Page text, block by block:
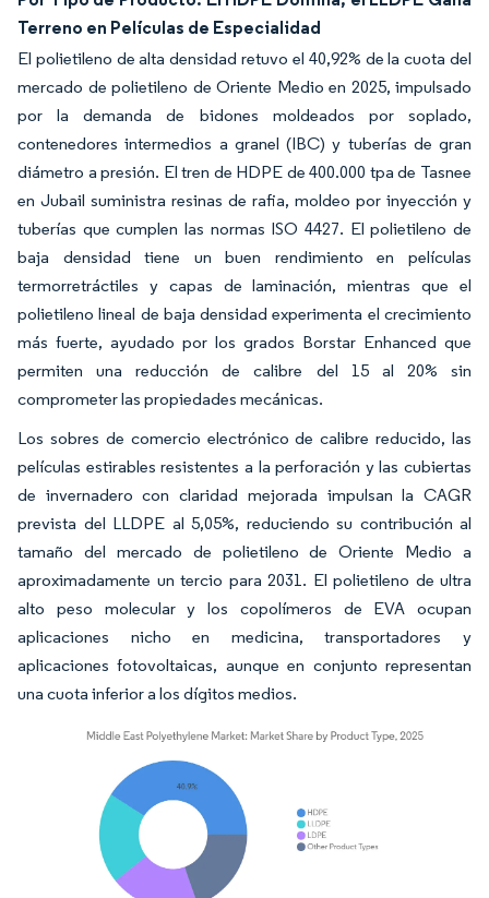
Terreno en Películas de Especialidad
El polietileno de alta densidad retuvo el 40,92% de la cuota del
mercado de polietileno de Oriente Medio en 2025, impulsado
por la demanda de bidones moldeados por soplado,
contenedores intermedios a granel (IBC) y tuberías de gran
diámetro a presión. El tren de HDPE de 400.000 tpa de Tasnee
en Jubail suministra resinas de rafia, moldeo por inyección y
tuberías que cumplen las normas ISO 4427. El polietileno de
baja densidad tiene un buen rendimiento en películas
termorretráctiles y capas de laminación, mientras que el
polietileno lineal de baja densidad experimenta el crecimiento
más fuerte, ayudado por los grados Borstar Enhanced que
permiten una reducción de calibre del 15 al 20% sin
comprometer las propiedades mecánicas.
Los sobres de comercio electrónico de calibre reducido, las
películas estirables resistentes a la perforación y las cubiertas
de invernadero con claridad mejorada impulsan la CAGR
prevista del LLDPE al 5,05%, reduciendo su contribución al
tamaño del mercado de polietileno de Oriente Medio a
aproximadamente un tercio para 2031. El polietileno de ultra
alto peso molecular y los copolímeros de EVA ocupan
aplicaciones nicho en medicina, transportadores y
aplicaciones fotovoltaicas, aunque en conjunto representan
una cuota inferior a los dígitos medios.